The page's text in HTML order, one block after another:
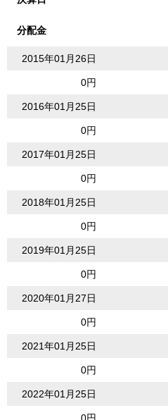
分配金
2015年01月26日
0円
2016年01月25日
0円
2017年01月25日
0円
2018年01月25日
0円
2019年01月25日
0円
2020年01月27日
0円
2021年01月25日
0円
2022年01月25日
0円